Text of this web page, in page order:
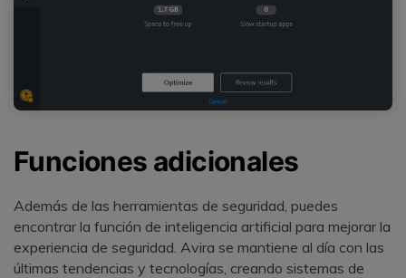
Funciones adicionales
Además de las herramientas de seguridad, puedes
encontrar la función de inteligencia artificial para mejorar la
experiencia de seguridad. Avira se mantiene al día con las
últimas tendencias y tecnologías, creando sistemas de